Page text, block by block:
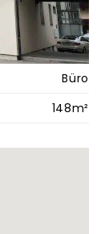
Büro
148m²